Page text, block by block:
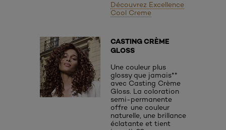
Découvrez Excellence
Cool Creme
CASTING CRÈME
GLOSS
Une couleur plus
glossy que jamais**
avec Casting Crème
Gloss. La coloration
semi-permanente
offre une couleur
naturelle, une brillance
éclatante et tient